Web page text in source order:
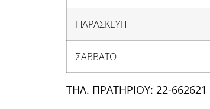
ΠΑΡΑΣΚΕΥΗ
ΣΑΒΒΑΤΟ
ΤΗΛ. ΠΡΑΤΗΡΙΟΥ: 22-662621